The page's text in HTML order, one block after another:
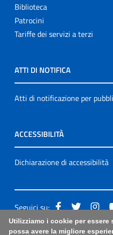
Biblioteca
Patrocini
Tariffe dei servizi a terzi
ATTI DI NOTIFICA
Atti di notificazione per
ACCESSIBILITÀ
Dichiarazione di accessibilità
Seguici su:
Accessibilità: form di
Utilizziamo i cookie per essere
possa avere la migliore